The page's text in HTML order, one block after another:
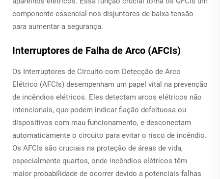
componente essencial nos disjuntores de baixa tensão
para aumentar a segurança.
Interruptores de Falha de Arco (AFCIs)
Os Interruptores de Circuito com Detecção de Arco
Elétrico (AFCIs) desempenham um papel vital na prevenção
de incêndios elétricos. Eles detectam arcos elétricos não
intencionais, que podem indicar fiação defeituosa ou
dispositivos com mau funcionamento, e desconectam
automaticamente o circuito para evitar o risco de incêndio.
Os AFCIs são cruciais na proteção de áreas de vida,
especialmente quartos, onde incêndios elétricos têm
maior probabilidade de ocorrer devido a potenciais falhas